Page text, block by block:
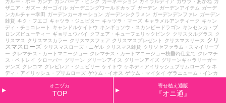
ガルー・ポー カンナ カンパーナ・ピンク カーネーション ガイラルディア ガウラ・あかね ガ
ザニア・ガズー ガーゴイル ガーデニングワールドカップ ガーデン ガーデンアイテム ガーデ
ンカルチャー幸田
ガーデンカーネーション ガーデンシクラメン ガーデンデンファレ ガーデン
雑貨 キク・フエゴ キャツラ・ジュピター キャツラ・マーズ キャラメルアンティーク
キャン
ディ・チョコレート
キャンドルケイトウ キンギョソウ・スカンピードラゴン キンセンカ・ブ
ロンズビューティー ギョリュウバイ クフェア・キューフェリックピンク クリスタルグラス
ク
リスマス
クリスマスカラー クリスマスフェア クリスマスプレゼント クリスマスリース
クリ
スマスローズ クリスマスローズ・ニゲル クリスマス雑貨 クリソセファラム・スマイリープ
ー クレマチス・カートマニージョー クレマチス・カートマニージョー枝垂れ仕立て クレマチ
ス・ペトレイ
クローバー グリーン グリーンアイス グリーンアイズ グリーンギャラリーガー
デンズ グレコマ グレビレア・ジュビリー ケイトウ ケネディアイリッシュプリムローズ ケネ
ディ・アイリッシュ・プリムローズ ゲウム・イオス ゲウム・マイタイ ゲラニューム・インカ
コスモス・アンティーク コットンキャンディ
ァー
コプロスマ コプロスマ・イブニンググロー
コプロスマ・レインボーサプライズ
オニヅカ
TOP
寄せ植え通販
『オニ通』